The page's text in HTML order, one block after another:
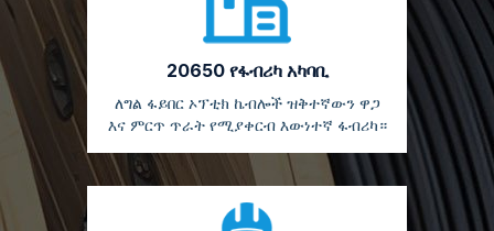
20650 የፋብሪካ አካባቢ
ለግል ፋይበር ኦፕቲክ ኬብሎች ዝቅተኛውን ዋጋ
እና ምርጥ ጥራት የሚያቀርብ እውነተኛ ፋብሪካ።